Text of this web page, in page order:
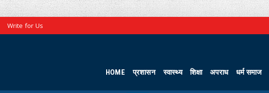
Write for Us
HOME प्रशासन स्वास्थ्य शिक्षा अपराध धर्म समाज